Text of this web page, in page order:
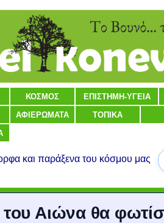
ΚΟΣΜΟΣ ΕΠΙΣΤΗΜΗ-ΥΓΕΙΑ
ΑΦΙΕΡΩΜΑΤΑ ΤΟΠΙΚΑ
και παράξενα του κόσμου μας
Αιώνα θα